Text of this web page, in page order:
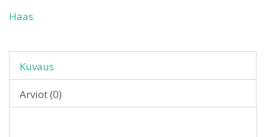
Haas
Kuvaus
Arviot (0)